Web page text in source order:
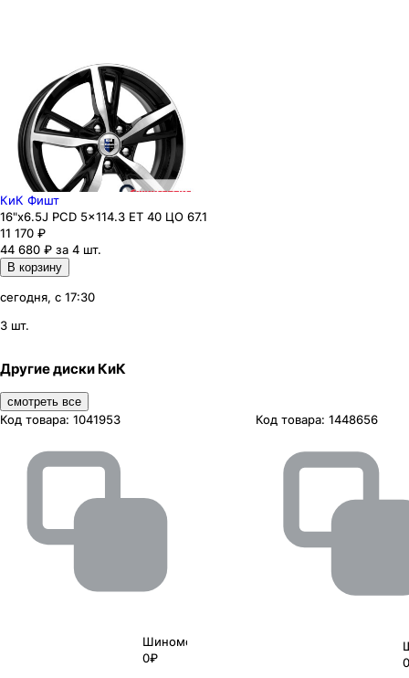
КиК Фишт
16"x6.5J PCD 5x114.3 ЕТ 40 ЦО 67.1
11 170 ₽
44 680 ₽ за 4 шт.
В корзину
сегодня, с 17:30
3 шт.
Другие диски КиК
смотреть все
Код товара: 1041953
Шиномонтаж
0₽
Код товара: 1448656